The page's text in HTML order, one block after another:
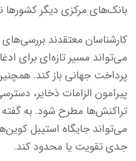
بانک‌های مرکزی دیگر کشورها
کارشناسان معتقدند بررسی‌های
می‌تواند مسیر تازه‌ای برای
پرداخت جهانی باز کند.
پیرامون الزامات ذخایر،
تراکنش‌ها مطرح شود. به
می‌تواند جایگاه استیبل‌
جدی تقویت یا محدود کند.